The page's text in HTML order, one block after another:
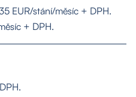
EUR/stání/měsíc + DPH.
+ DPH.